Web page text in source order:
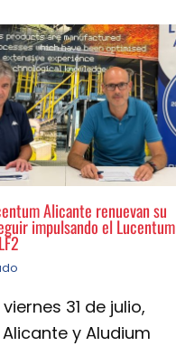
Alicante renuevan su
impulsando el Lucentum
31 de julio,
y Aludium